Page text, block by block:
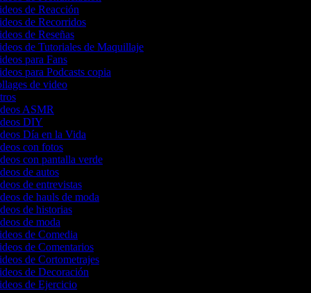
de Reacción
de Recorridos
de Reseñas
de Tutoriales de Maquillaje
para Fans
para Podcasts copia
de video
ASMR
DIY
Día en la Vida
con fotos
con pantalla verde
de autos
de entrevistas
de hauls de moda
de historias
de moda
de Comedia
de Comentarios
de Cortometrajes
de Decoración
de Ejercicio